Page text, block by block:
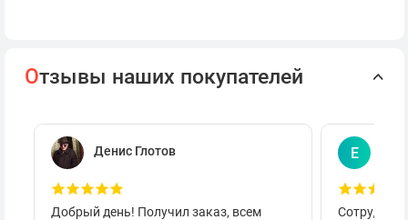
Отзывы наших покупателей
Денис Глотов
Добрый день! Получил заказ, всем
Е